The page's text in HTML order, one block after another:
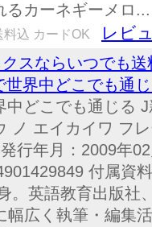
るカーネギーメロ...
料込 カードOK レビ
クスならいつでも
世界中どこでも通
中どこでも通じる
ノ エイカイワ フ
行年月：2009年
付属資
。英語教育出版社
幅広く執筆・編集